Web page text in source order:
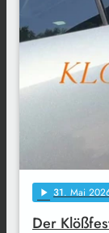
play_arrow 31. Mai
Der